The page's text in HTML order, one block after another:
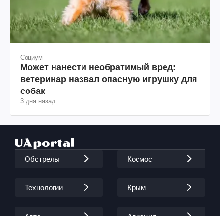
Социум
Может нанести необратимый вред:
ветеринар назвал опасную игрушку для
собак
3 дня назад
Обстрелы Космос
Технологии Крым